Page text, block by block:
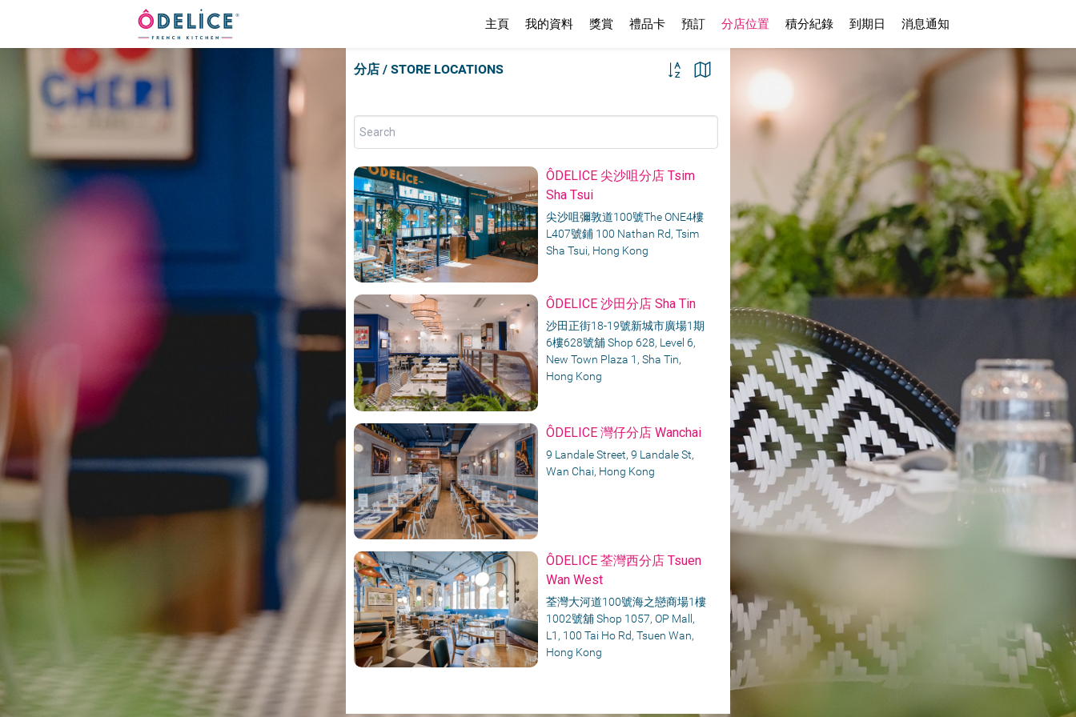
主頁 我的資料 獎賞 禮品卡 預訂 分店位置 積分紀錄 到期日 消息通知
分店 / STORE LOCATIONS
ÔDELICE 尖沙咀分店 Tsim
Sha Tsui
尖沙咀彌敦道100號The ONE4樓
L407號鋪 100 Nathan Rd, Tsim
Sha Tsui, Hong Kong
ÔDELICE 沙田分店 Sha Tin
沙田正街18-19號新城市廣場1期
6樓628號舖 Shop 628, Level 6,
New Town Plaza 1, Sha Tin,
Hong Kong
ÔDELICE 灣仔分店 Wanchai
9 Landale Street, 9 Landale St,
Wan Chai, Hong Kong
ÔDELICE 荃灣西分店 Tsuen
Wan West
荃灣大河道100號海之戀商場1樓
1002號舖 Shop 1057, OP Mall,
L1, 100 Tai Ho Rd, Tsuen Wan,
Hong Kong